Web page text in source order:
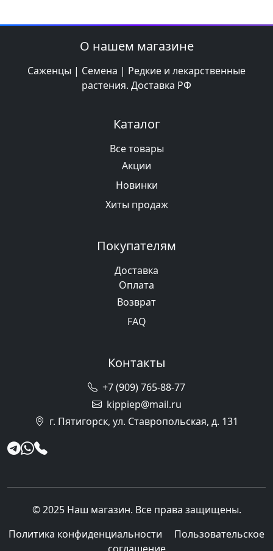
О нашем магазине
Саженцы | Семена | Редкие и лекарственные
растения. Доставка РФ
Каталог
Все товары
Акции
Новинки
Хиты продаж
Покупателям
Доставка
Оплата
Возврат
FAQ
Контакты
+7 (909) 765-88-77
kippiep@mail.ru
г. Пятигорск, ул. Ставропольская, д. 131
© 2025 Наш магазин. Все права защищены.
Политика конфиденциальности
Пользовательское